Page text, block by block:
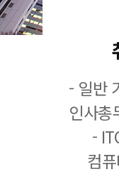
- 일반
인사총
-
컴